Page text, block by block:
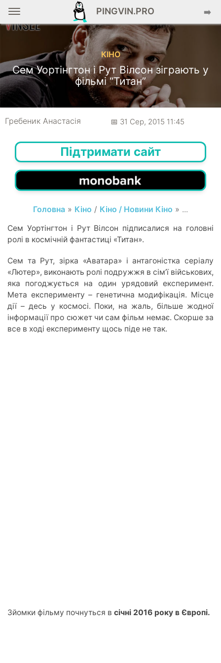
PINGVIN.PRO ➡️
КІНО
Сем Уортінгтон і Рут Вілсон зіграють у
фільмі “Титан”
Гребеник Анастасія 📅 31 Сер, 2015 11:45
Підтримати сайт
Головна » Кіно / Кіно / Новини Кіно » ...
Сем Уортінгтон і Рут Вілсон підписалися на головні
ролі в космічній фантастиці «Титан».
Сем та Рут, зірка «Аватара» і антагоністка серіалу
«Лютер», виконають ролі подружжя в сім’ї військових,
яка погоджується на один урядовий експеримент.
Мета експерименту – генетична модифікація. Місце
дії – десь у космосі. Поки, на жаль, більше жодної
інформації про сюжет чи сам фільм немає. Скорше за
все в ході експерименту щось піде не так.
Зйомки фільму почнуться в січні 2016 року в Європі.